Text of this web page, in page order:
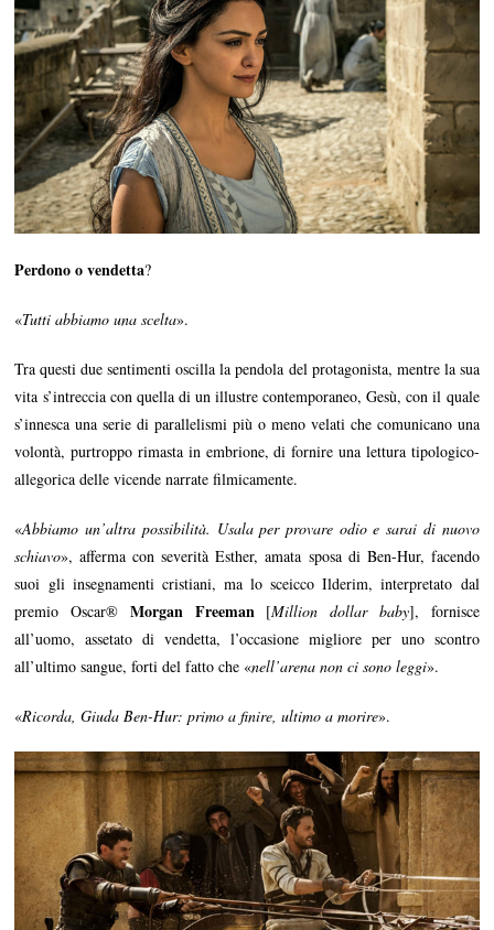
Perdono o vendetta?
«Tutti abbiamo una scelta».
Tra questi due sentimenti oscilla la pendola del protagonista, mentre la sua
vita s’intreccia con quella di un illustre contemporaneo, Gesù, con il quale
s’innesca una serie di parallelismi più o meno velati che comunicano una
volontà, purtroppo rimasta in embrione, di fornire una lettura tipologico-
allegorica delle vicende narrate filmicamente.
«Abbiamo un’altra possibilità. Usala per provare odio e sarai di nuovo
schiavo», afferma con severità Esther, amata sposa di Ben-Hur, facendo
suoi gli insegnamenti cristiani, ma lo sceicco Ilderim, interpretato dal
premio Oscar® Morgan Freeman[Million dollar baby], fornisce
all’uomo, assetato di vendetta, l’occasione migliore per uno scontro
all’ultimo sangue, forti del fatto che «nell’arena non ci sono leggi».
«Ricorda, Giuda Ben-Hur: primo a finire, ultimo a morire».